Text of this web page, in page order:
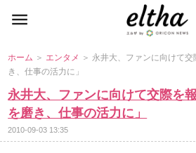
ホーム ＞ エンタメ ＞ 永井大、ファンに向けて
き、仕事の活力に」
永井大、ファンに向けて交際を
を磨き、仕事の活力に」
2010-09-03 13:35